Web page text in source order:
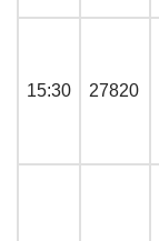
15:30 27820